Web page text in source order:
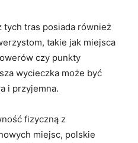
tych‌ tras posiada również
takie jak miejsca
czy punkty
wycieczka może być
i przyjemna.
fizyczną z​
miejsc,‌ polskie